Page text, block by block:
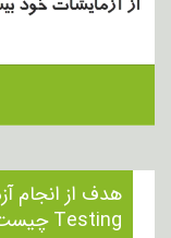
Testing چیست؟